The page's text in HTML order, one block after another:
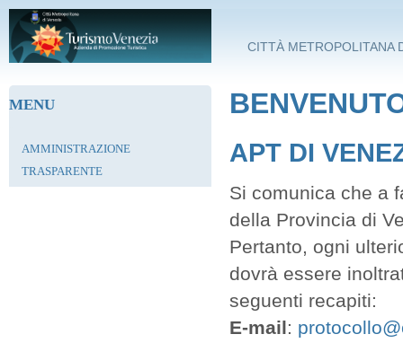
Salta al contenuto principale
CITTÀ METROPOLITANA
MENU
AMMINISTRAZIONE
TRASPARENTE
APT DI
Si comunica che a
della Provincia di
Pertanto, ogni
dovrà essere
seguenti recapiti:
E-mail: